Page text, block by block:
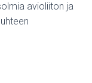
avioliiton ja